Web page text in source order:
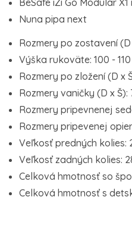
Nuna pipa next
Rozmery po zostavení (D
Výška rukoväte: 100 - 110
Rozmery po zložení (D x
Rozmery vaničky (D x Š):
Rozmery pripevnenej
Rozmery pripevenej
Veľkosť predných kolies:
Veľkosť zadných kolies:
Celková hmotnosť so
Celková hmotnosť s